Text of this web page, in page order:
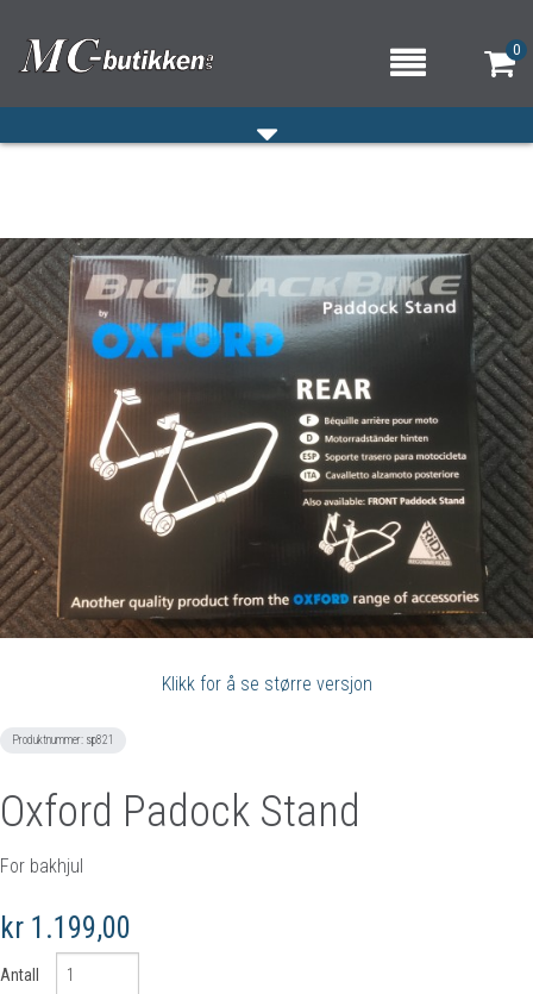
0
HJEM
VERKSTED
OM OSS/ÅPNINGSTIDER
KONTAKT OSS
Klikk for å se større versjon
Produktnummer: sp821
Oxford Padock Stand
For bakhjul
kr 1.199,00
Antall